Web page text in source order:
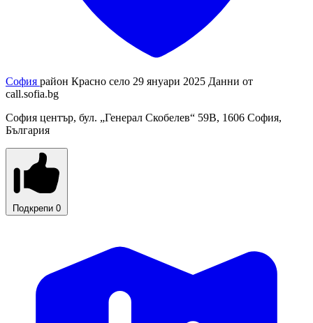
София район Красно село 29 януари 2025 Данни от
call.sofia.bg
София център, бул. „Генерал Скобелев“ 59В, 1606 София,
България
Подкрепи 0